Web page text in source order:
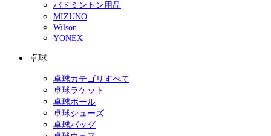
バドミントン用品
MIZUNO
Wilson
YONEX
卓球
卓球カテゴリすべて
卓球ラケット
卓球ボール
卓球シューズ
卓球バッグ